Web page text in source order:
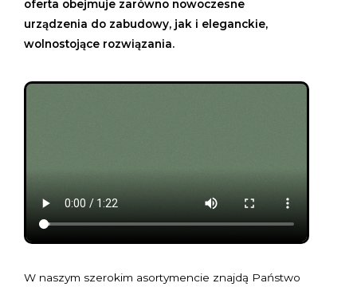
oferta obejmuje zarówno nowoczesne
urządzenia do zabudowy, jak i eleganckie,
wolnostojące rozwiązania.
W naszym szerokim asortymencie znajdą Państwo